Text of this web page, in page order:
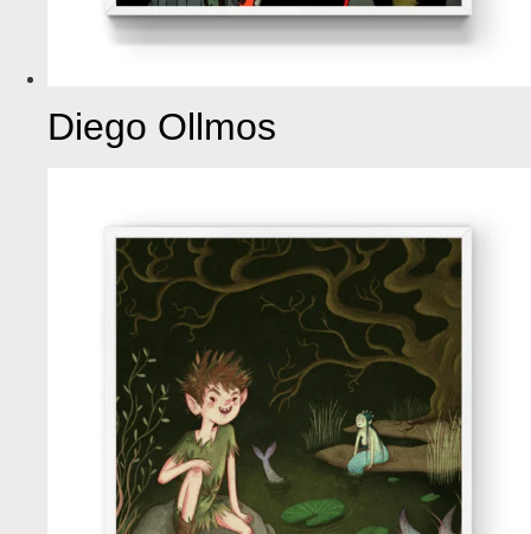
Diego Ollmos